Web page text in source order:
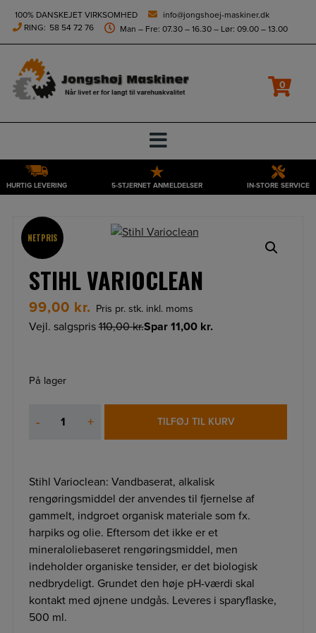
height="0" width="0" style="display:none;visibility:hidden">
Hop
indholdet
100% DANSKEJET VIRKSOMHED
info@jongshoej-maskiner.dk
RING: 58 54 72 76 Man – Fre: 07.30 – 16.30 – Lør: 09.00 – 13.00
0
HURTIG LEVERING 5-STJERNET ANMELDELSER IN-STORE SERVICE
NETPRIS
STIHL VARIOCLEAN
99,00 kr. Pris pr. stk. inkl. moms
Vejl. salgspris110,00kr.Spar 11,00 kr.
På lager
-
VARIOCLEAN+ TILFØJ TIL KURV
Stihl Varioclean: Vandbaserat, alkalisk
rengøringsmiddel der anvendes til fjernelse af
gammelt, indgroet organisk materiale som fx.
harpiks og olie. Eftersom det ikke er et
mineraloliebaseret rengøringsmiddel, men
indeholder organiske tensider, er det biologisk
nedbrydeligt. Grundet den høje pH-værdi skal
kontakt med øjnene undgås. Leveres i sparyflaske,
500 ml.